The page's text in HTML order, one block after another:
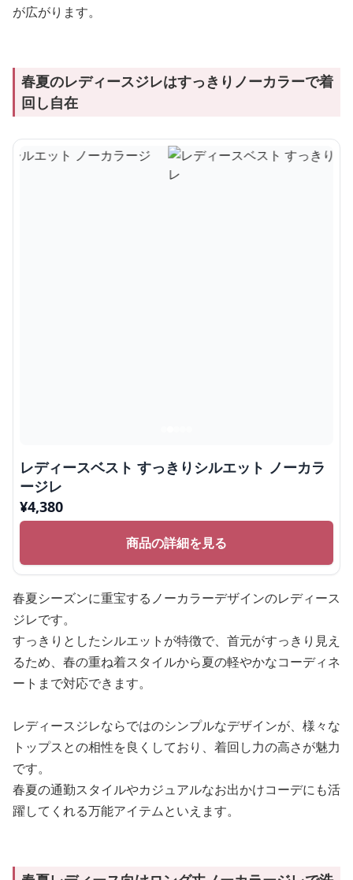
が広がります。
春夏のレディースジレはすっきりノーカラーで着
回し自在
レディースベスト すっきりシルエット ノーカラ
ージレ
¥4,380
商品の詳細を見る
春夏シーズンに重宝するノーカラーデザインのレディース
ジレです。
すっきりとしたシルエットが特徴で、首元がすっきり見え
るため、春の重ね着スタイルから夏の軽やかなコーディネ
ートまで対応できます。
レディースジレならではのシンプルなデザインが、様々な
トップスとの相性を良くしており、着回し力の高さが魅力
です。
春夏の通勤スタイルやカジュアルなお出かけコーデにも活
躍してくれる万能アイテムといえます。